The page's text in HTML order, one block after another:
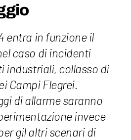
entra in funzione il
caso di incidenti
industriali, collasso di
Campi Flegrei.
di allarme saranno
invece
gil altri scenari di